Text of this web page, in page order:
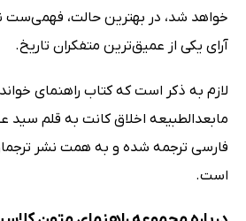
خواهد شد، در بهترین حالت، فهمی‌ست
آرای یکی از عمیق‌ترین متفکران تاریخ.
لازم به ذکر است که کتاب راهنمای
مابعدالطبیعه اخلاق کانت به قلم
فارسی ترجمه شده و به همت نشر
است.